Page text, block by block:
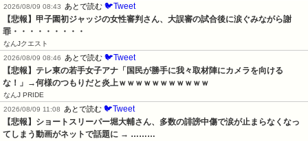
2026/08/09 08:43
あとで読む 🐦Tweet
【悲報】甲子園初ジャッジの女性審判さん、大誤審の試合後に涙ぐみながら謝
罪・・・・・・・・・
なんJクエスト
2026/08/09 08:46
あとで読む 🐦Tweet
【悲報】テレ東の若手女子アナ「国民が勝手に我々取材陣にカメラを向ける
な！」→何様のつもりだと炎上ｗｗｗｗｗｗｗｗｗｗｗ
なんJ PRIDE
2026/08/09 11:08
あとで読む 🐦Tweet
【悲報】ショートスリーパー堀大輔さん、多数の誹謗中傷で涙が止まらなくなっ
てしまう動画がネットで話題に → ………